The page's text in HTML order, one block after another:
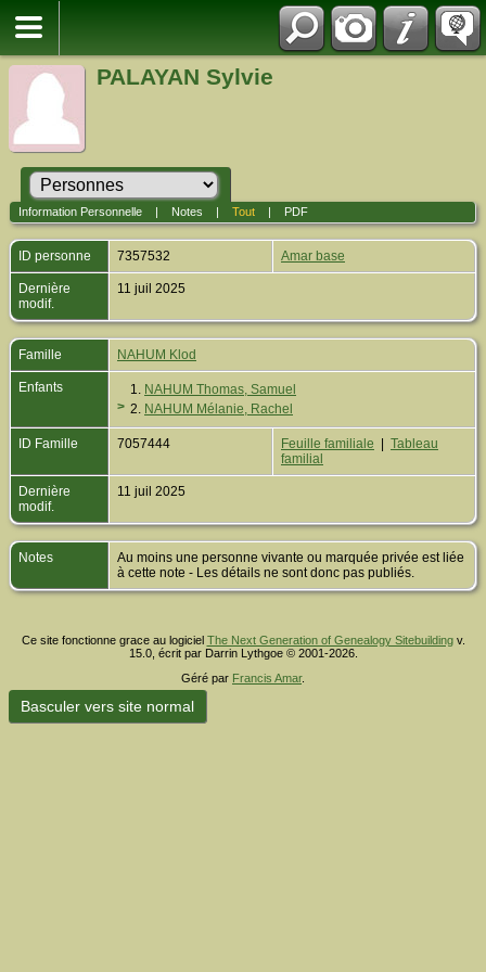
PALAYAN Sylvie
Information Personnelle| Notes Tout| PDF
ID personne 7357532 Amar base
Dernière
modif.
11 juil 2025
Famille NAHUM Klod
Enfants 1. NAHUM Thomas, Samuel
> 2. NAHUM Mélanie, Rachel
ID Famille 7057444 Feuille familiale
Tableau
familial
Dernière
modif.
11 juil 2025
Notes
Au moins une personne vivante ou marquée privée est liée
à cette note - Les détails ne sont donc pas publiés.
Ce site fonctionne grace au logiciel The Next Generation of Genealogy Sitebuildingv.
15.0, écrit par Darrin Lythgoe © 2001-2026.
Géré par Francis Amar.
Basculer vers site normal